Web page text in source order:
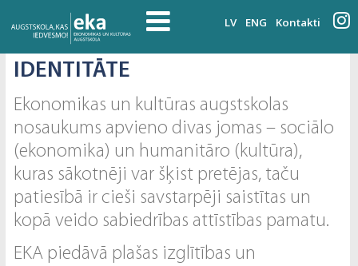
LV ENG Kontakti
IDENTITĀTE
Ekonomikas un kultūras augstskolas
nosaukums apvieno divas jomas – sociālo
(ekonomika) un humanitāro (kultūra),
kuras sākotnēji var šķist pretējas, taču
patiesībā ir cieši savstarpēji saistītas un
kopā veido sabiedrības attīstības pamatu.
EKA piedāvā plašas izglītības un